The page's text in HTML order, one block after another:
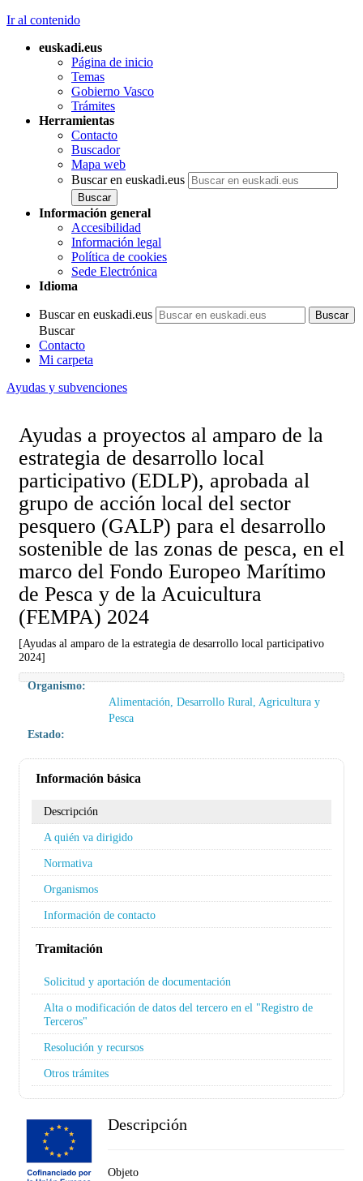
Ir al contenido
euskadi.eus
Página de inicio
Temas
Gobierno Vasco
Trámites
Herramientas
Contacto
Buscador
Mapa web
Buscar en euskadi.eus
Información general
Accesibilidad
Información legal
Política de cookies
Sede Electrónica
Idioma
Buscar en euskadi.eus
Buscar
Contacto
Mi carpeta
Ayudas y subvenciones
Ayudas a proyectos al amparo de la
estrategia de desarrollo local
participativo (EDLP), aprobada al
grupo de acción local del sector
pesquero (GALP) para el desarrollo
sostenible de las zonas de pesca, en el
marco del Fondo Europeo Marítimo
de Pesca y de la Acuicultura
(FEMPA) 2024
[Ayudas al amparo de la estrategia de desarrollo local participativo
2024]
Organismo:
Alimentación, Desarrollo Rural, Agricultura y
Pesca
Estado:
Información básica
Descripción
A quién va dirigido
Normativa
Organismos
Información de contacto
Tramitación
Solicitud y aportación de documentación
Alta o modificación de datos del tercero en el "Registro de
Terceros"
Resolución y recursos
Otros trámites
Descripción
Objeto